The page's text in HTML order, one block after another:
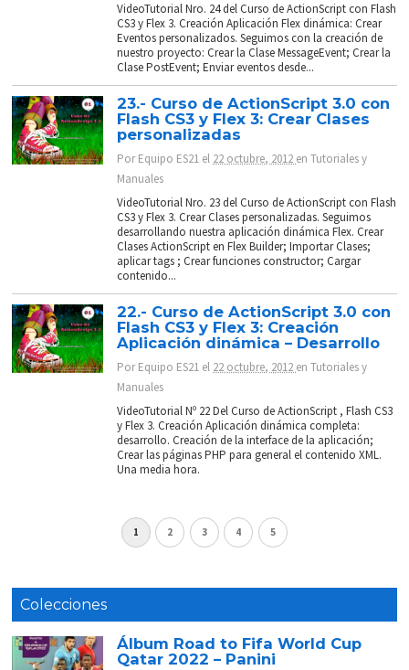
VideoTutorial Nro. 24 del Curso de ActionScript con Flash
CS3 y Flex 3. Creación Aplicación Flex dinámica: Crear
Eventos personalizados. Seguimos con la creación de
nuestro proyecto: Crear la Clase MessageEvent; Crear la
Clase PostEvent; Enviar eventos desde...
23.- Curso de ActionScript 3.0 con
Flash CS3 y Flex 3: Crear Clases
personalizadas
PorEquipo ES21 el 22 octubre, 2012 enTutoriales y
Manuales
VideoTutorial Nro. 23 del Curso de ActionScript con Flash
CS3 y Flex 3. Crear Clases personalizadas. Seguimos
desarrollando nuestra aplicación dinámica Flex. Crear
Clases ActionScript en Flex Builder; Importar Clases;
aplicar tags ; Crear funciones constructor; Cargar
contenido...
22.- Curso de ActionScript 3.0 con
Flash CS3 y Flex 3: Creación
Aplicación dinámica – Desarrollo
PorEquipo ES21 el 22 octubre, 2012 enTutoriales y
Manuales
VideoTutorial Nº 22 Del Curso de ActionScript , Flash CS3
y Flex 3. Creación Aplicación dinámica completa:
desarrollo. Creación de la interface de la aplicación;
Crear las páginas PHP para general el contenido XML.
Una media hora.
1 2 3 4 5
Colecciones
Álbum Road to Fifa World Cup
Qatar 2022 – Panini